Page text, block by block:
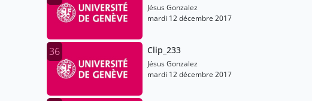
Jésus Gonzalez
mardi 12 décembre 2017
36 Clip_233
Jésus Gonzalez
mardi 12 décembre 2017